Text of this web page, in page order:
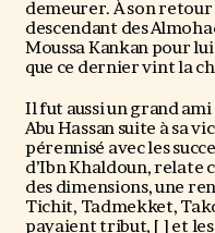
demeurer. À son retour
descendant des
Moussa Kankan pour
que ce dernier vint la
Il fut aussi un grand
Abu Hassan suite à sa
pérennisé avec les
d’Ibn Khaldoun, relate
des dimensions, une
Tichit, Tadmekket,
payaient tribut, [ ] et